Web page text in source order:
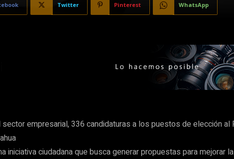
Twitter Pinterest WhatsApp
sector empresarial, 336 candidaturas a los puestos de elección al
iniciativa ciudadana que busca generar propuestas para mejorar